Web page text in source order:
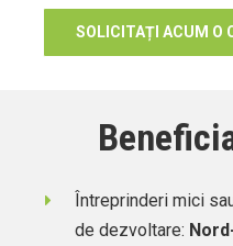
SOLICITAȚI ACUM O
Întreprinderi mici
de dezvoltare: